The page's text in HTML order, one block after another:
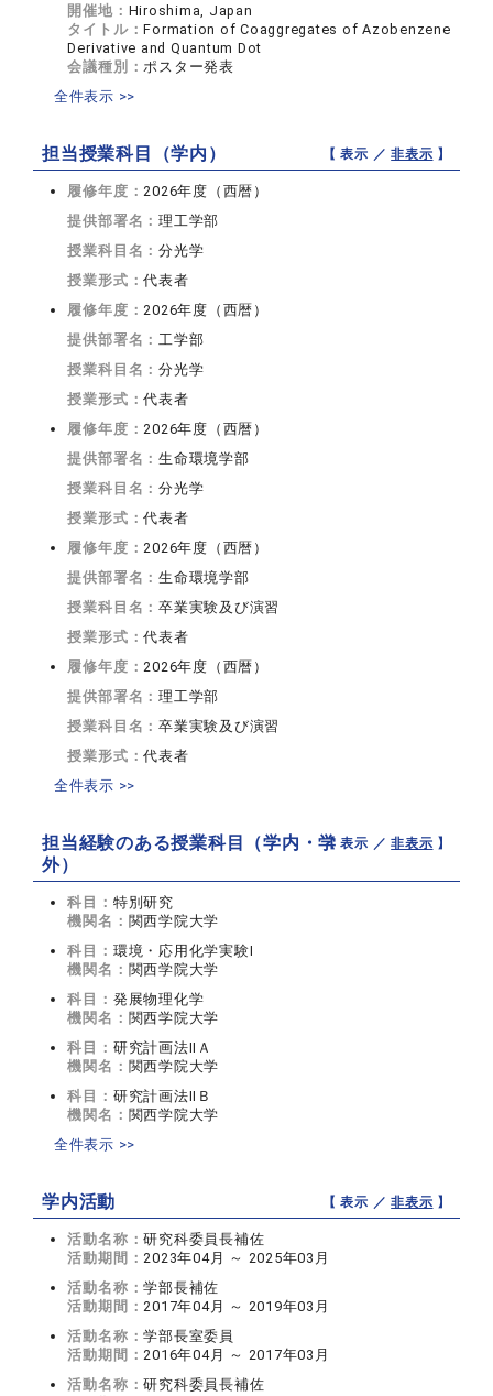
開催地： Hiroshima, Japan
タイトル：Formation of Coaggregates of Azobenzene
Derivative and Quantum Dot
会議種別： ポスター発表
全件表示 >>
担当授業科目（学内） 【 表示 ／非表示 】
履修年度： 2026年度（西暦）
提供部署名：理工学部
授業科目名：分光学
授業形式：代表者
履修年度： 2026年度（西暦）
提供部署名： 工学部
授業科目名：分光学
授業形式：代表者
履修年度： 2026年度（西暦）
提供部署名：生命環境学部
授業科目名：分光学
授業形式：代表者
履修年度： 2026年度（西暦）
提供部署名：生命環境学部
授業科目名：卒業実験及び演習
授業形式：代表者
履修年度： 2026年度（西暦）
提供部署名：理工学部
授業科目名：卒業実験及び演習
授業形式：代表者
全件表示 >>
担当経験のある授業科目（学内・学
外）
【 表示 ／非表示 】
科目： 特別研究
機関名： 関西学院大学
科目： 環境・応用化学実験I
機関名： 関西学院大学
科目： 発展物理化学
機関名： 関西学院大学
科目： 研究計画法IIＡ
機関名： 関西学院大学
科目： 研究計画法IIＢ
機関名： 関西学院大学
全件表示 >>
学内活動 【 表示 ／非表示 】
活動名称：研究科委員長補佐
活動期間： 2023年04月 ～ 2025年03月
活動名称：学部長補佐
活動期間： 2017年04月 ～ 2019年03月
活動名称：学部長室委員
活動期間： 2016年04月 ～ 2017年03月
活動名称：研究科委員長補佐